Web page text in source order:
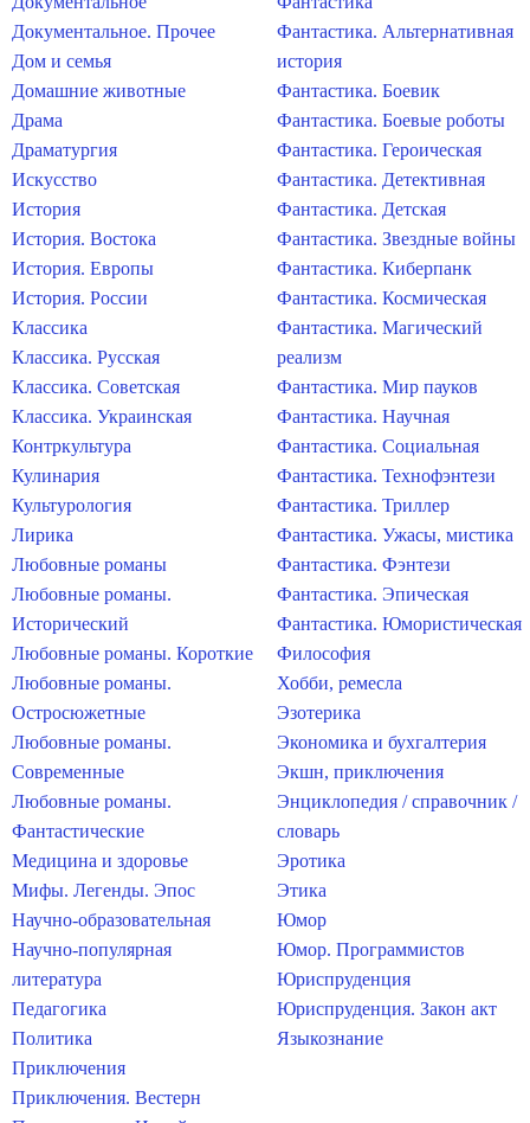
Документальное. Прочее
Дом и семья
Домашние животные
Драма
Драматургия
Искусство
История
История. Востока
История. Европы
История. России
Классика
Классика. Русская
Классика. Советская
Классика. Украинская
Контркультура
Кулинария
Культурология
Лирика
Любовные романы
Любовные романы.
Исторический
Любовные романы. Короткие
Любовные романы.
Остросюжетные
Любовные романы.
Современные
Любовные романы.
Фантастические
Медицина и здоровье
Мифы. Легенды. Эпос
Научно-образовательная
Научно-популярная
литература
Педагогика
Политика
Приключения
Приключения. Вестерн
Фантастика. Альтернативная
история
Фантастика. Боевик
Фантастика. Боевые роботы
Фантастика. Героическая
Фантастика. Детективная
Фантастика. Детская
Фантастика. Звездные войны
Фантастика. Киберпанк
Фантастика. Космическая
Фантастика. Магический
реализм
Фантастика. Мир пауков
Фантастика. Научная
Фантастика. Социальная
Фантастика. Технофэнтези
Фантастика. Триллер
Фантастика. Ужасы, мистика
Фантастика. Фэнтези
Фантастика. Эпическая
Фантастика. Юмористическая
Философия
Хобби, ремесла
Эзотерика
Экономика и бухгалтерия
Экшн, приключения
Энциклопедия / справочник /
словарь
Эротика
Этика
Юмор
Юмор. Программистов
Юриспруденция
Юриспруденция. Закон акт
Языкознание